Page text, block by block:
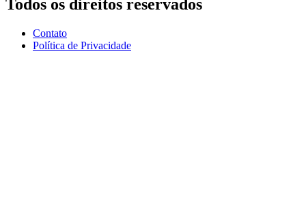
Todos os direitos reservados
Contato
Política de Privacidade